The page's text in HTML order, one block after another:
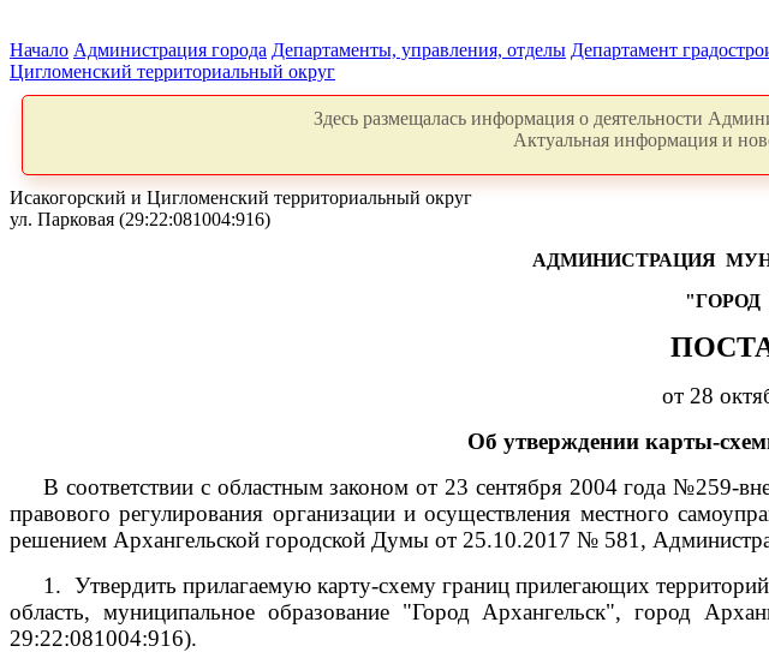
Начало Администрация города Департаменты, управления, отделы Департамент
Цигломенский территориальный округ
Здесь размещалась информация о деятельности
Актуальная информация и
Исакогорский и Цигломенский территориальный округ
ул. Парковая (29:22:081004:916)
АДМИНИСТРАЦИЯ
"ГОРОД
от 28
Об утверждении карты-
В соответствии с областным законом от 23 сентября 2004 года №259-
правового регулирования организации и осуществления местного
решением Архангельской городской Думы от 25.10.2017 № 581,
1. Утвердить прилагаемую карту-схему границ прилегающих
область, муниципальное образование "Город Архангельск", город
29:22:081004:916).